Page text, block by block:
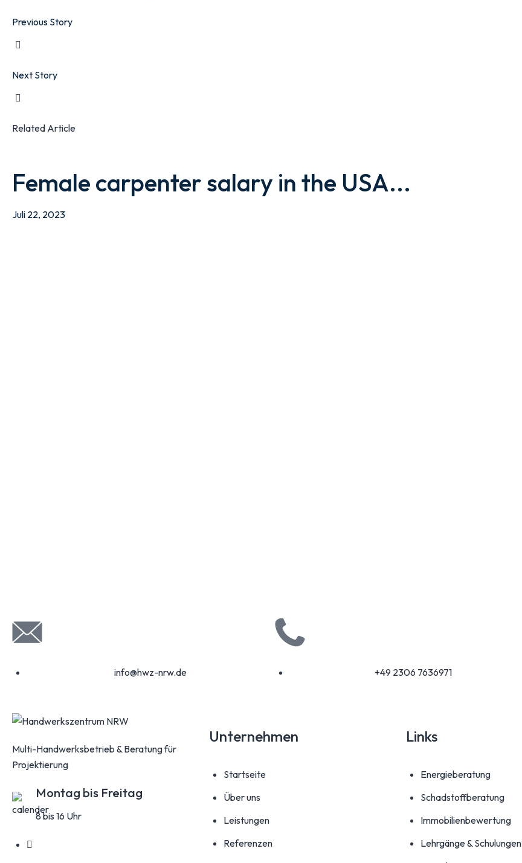
Previous Story
Next Story
Related Article
Female carpenter salary in the USA...
Juli 22, 2023
info@hwz-nrw.de +49 2306 7636971
Multi-Handwerksbetrieb & Beratung für
Projektierung
Montag bis Freitag
8 bis 16 Uhr
Unternehmen
Startseite
Über uns
Leistungen
Referenzen
Links
Energieberatung
Schadstoffberatung
Immobilienbewertung
Lehrgänge & Schulungen